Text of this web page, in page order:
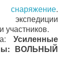
снаряжение.
Усиленные
ВОЛЬНЫЙ